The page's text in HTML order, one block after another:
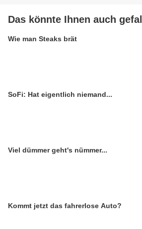
Das könnte Ihnen auch
Wie man Steaks brät
SoFi: Hat eigentlich niemand...
Viel dümmer geht's nümmer...
Kommt jetzt das fahrerlose Auto?